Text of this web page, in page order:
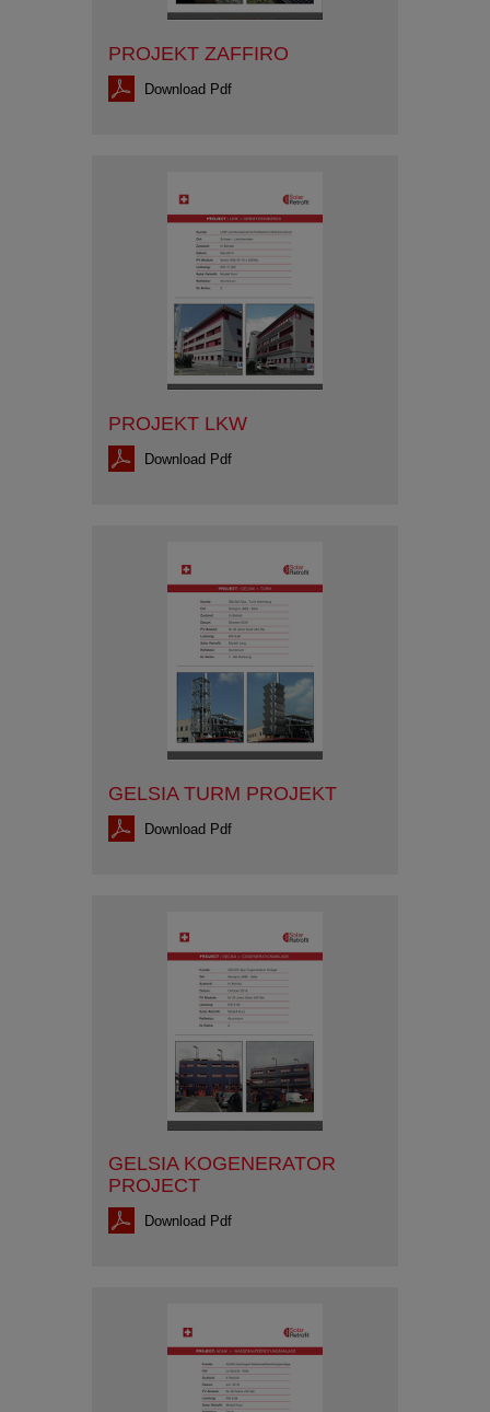
PROJEKT ZAFFIRO
Download Pdf
PROJEKT LKW
Download Pdf
GELSIA TURM PROJEKT
Download Pdf
GELSIA KOGENERATOR
PROJECT
Download Pdf